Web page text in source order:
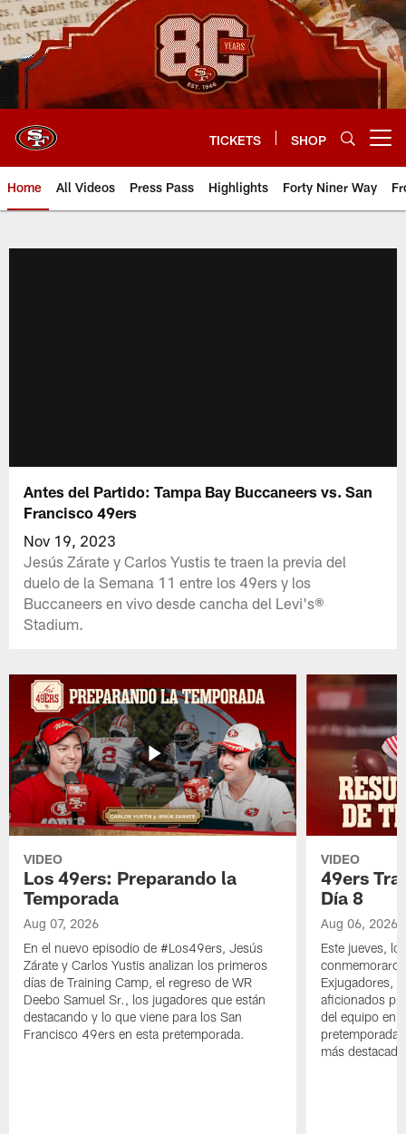
Skip
to
main
content
TICKETS SHOP
Home All Videos Press Pass Highlights Forty Niner Way
Antes del Partido: Tampa Bay Buccaneers vs. San
Francisco 49ers
Nov 19, 2023
Jesús Zárate y Carlos Yustis te traen la previa del
duelo de la Semana 11 entre los 49ers y los
Buccaneers en vivo desde cancha del Levi's®
Stadium.
VIDEO
Los 49ers: Preparando la
Temporada
Aug 07, 2026
En el nuevo episodio de #Los49ers, Jesús
Zárate y Carlos Yustis analizan los primeros
días de Training Camp, el regreso de WR
Deebo Samuel Sr., los jugadores que están
destacando y lo que viene para los San
Francisco 49ers en esta pretemporada.
VIDEO
49ers
Día 8
Aug 06, 2026
Este jueves,
Exjugadores,
aficionados
del equipo en
pretemporada
más